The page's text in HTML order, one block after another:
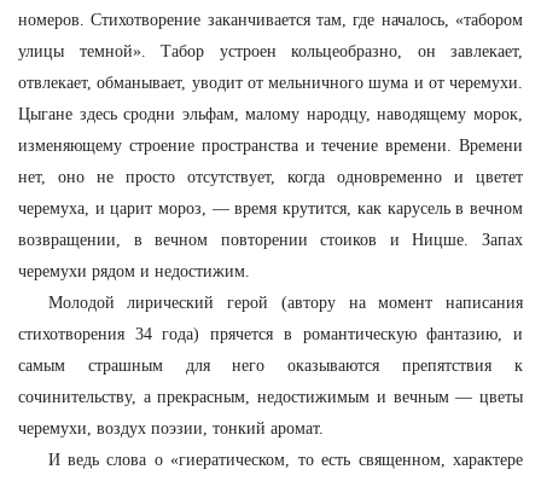
номеров. Стихотворение заканчивается там, где началось, «табором
улицы темной». Табор устроен кольцеобразно, он завлекает,
отвлекает, обманывает, уводит от мельничного шума и от черемухи.
Цыгане здесь сродни эльфам, малому народцу, наводящему морок,
изменяющему строение пространства и течение времени. Времени
нет, оно не просто отсутствует, когда одновременно и цветет
черемуха, и царит мороз, — время крутится, как карусель в вечном
возвращении, в вечном повторении стоиков и Ницше. Запах
черемухи рядом и недостижим.
Молодой лирический герой (автору на момент написания
стихотворения 34 года) прячется в романтическую фантазию, и
самым страшным для него оказываются препятствия к
сочинительству, а прекрасным, недостижимым и вечным — цветы
черемухи, воздух поэзии, тонкий аромат.
И ведь слова о «гиератическом, то есть священном, характере